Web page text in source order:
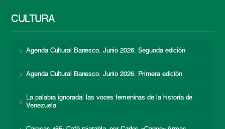
CULTURA
Agenda Cultural Banesco. Junio 2026. Segunda edición
Agenda Cultural Banesco. Junio 2026. Primera edición
La palabra ignorada: las voces femeninas de la historia de
Venezuela